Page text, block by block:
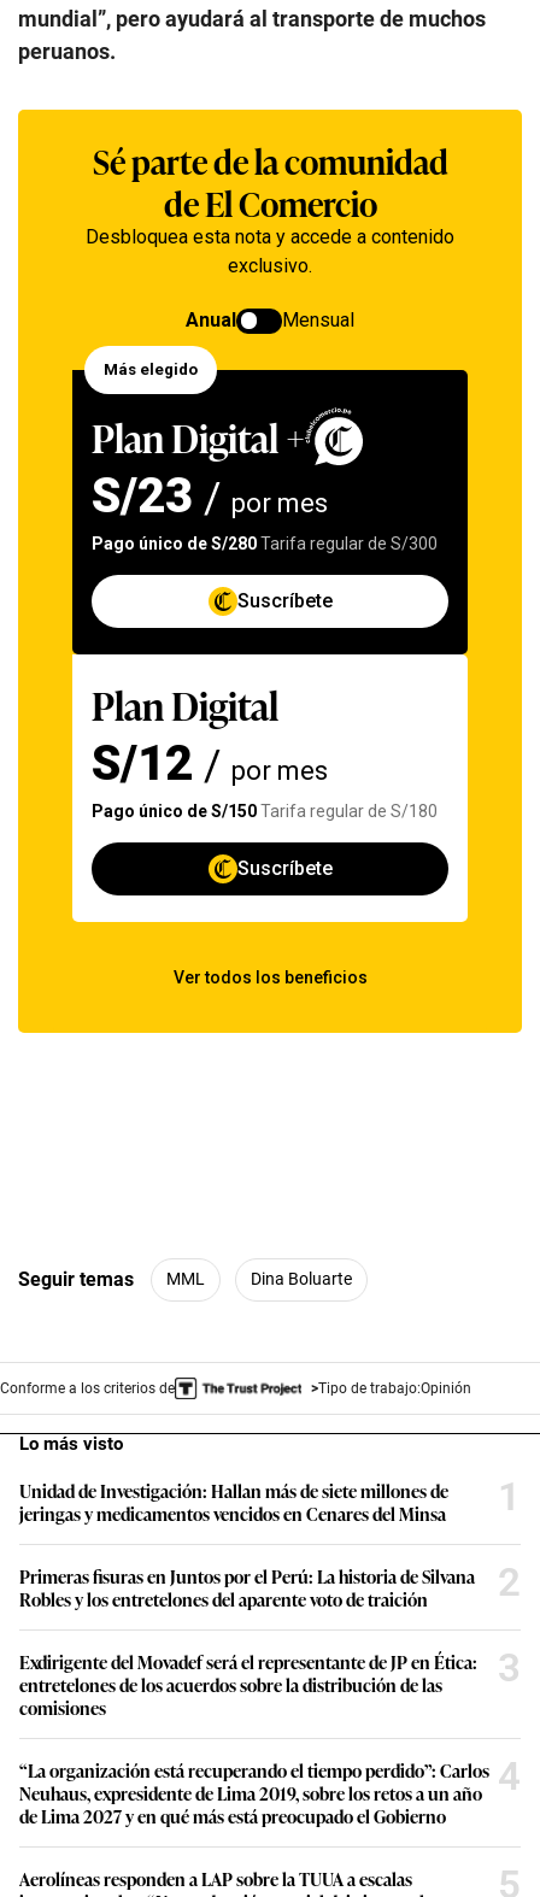
mundial”, pero ayudará al transporte de muchos
peruanos.
Seguir temas MML Dina Boluarte
Conforme a los criterios de Tipo de trabajo:Opinión
Lo más visto
Unidad de Investigación: Hallan más de siete millones de
jeringas y medicamentos vencidos en Cenares del Minsa
1
Primeras fisuras en Juntos por el Perú: La historia de Silvana
Robles y los entretelones del aparente voto de traición
2
Exdirigente del Movadef será el representante de JP en Ética:
entretelones de los acuerdos sobre la distribución de las
comisiones
3
“La organización está recuperando el tiempo perdido”: Carlos
Neuhaus, expresidente de Lima 2019, sobre los retos a un año
de Lima 2027 y en qué más está preocupado el Gobierno
4
Aerolíneas responden a LAP sobre la TUUA a escalas
5